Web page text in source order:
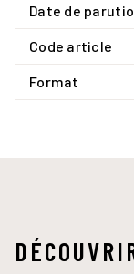
Date de
Code article
Format